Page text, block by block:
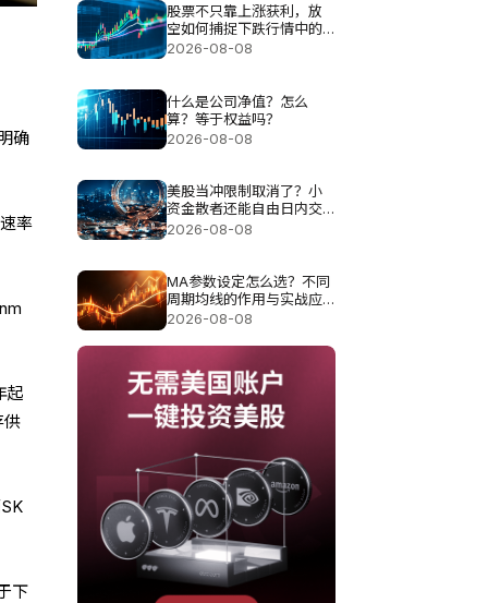
确
率
起
供
下
股票不只靠上涨获利，放
空如何捕捉下跌行情中的
机会？
2026-08-08
什么是公司净值？怎么
算？等于权益吗？
2026-08-08
美股当冲限制取消了？小
资金散者还能自由日内交
易吗？
2026-08-08
MA参数设定怎么选？不同
周期均线的作用与实战应
用分析
2026-08-08